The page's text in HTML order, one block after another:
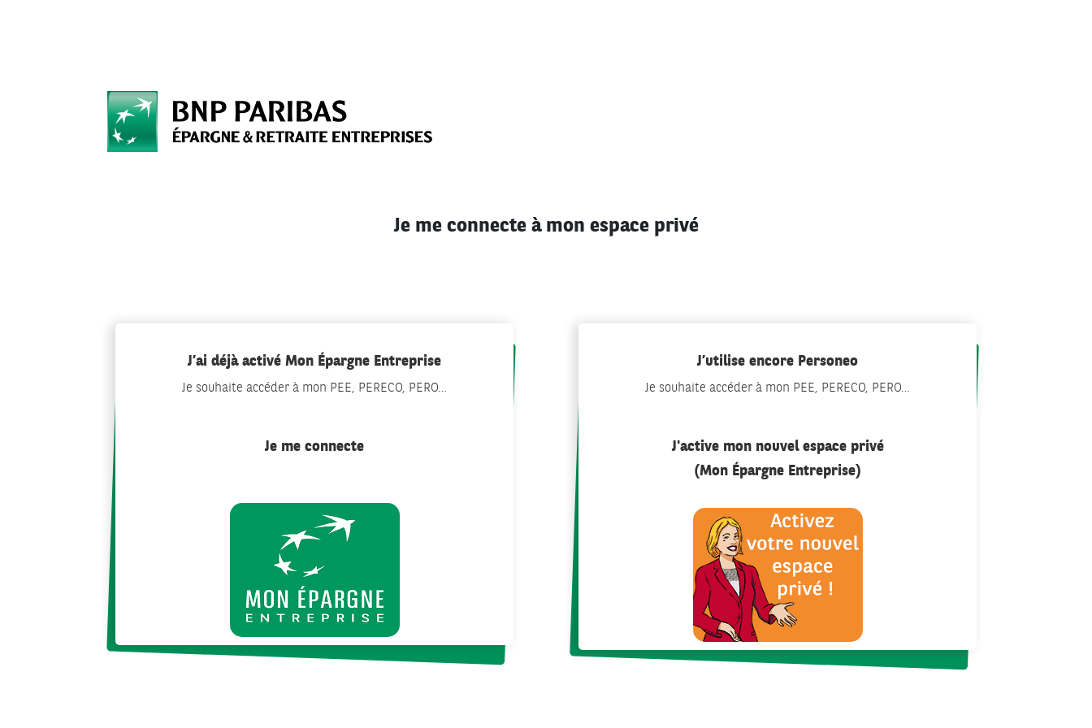
Je me connecte à mon espace privé
J’ai déjà activé Mon Épargne Entreprise
Je souhaite accéder à mon PEE, PERECO, PERO…
Je me connecte
J’utilise encore Personeo
Je souhaite accéder à mon PEE, PERECO, PERO…
J'active mon nouvel espace privé
(Mon Épargne Entreprise)